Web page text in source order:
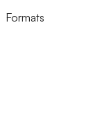
Formats